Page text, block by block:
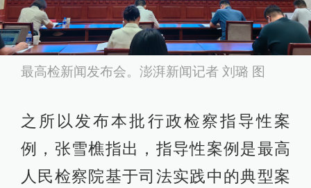
最高检新闻发布会。澎湃新闻记者 刘璐 图
之所以发布本批行政检察指导性案
例，张雪樵指出，指导性案例是最高
人民检察院基于司法实践中的典型案